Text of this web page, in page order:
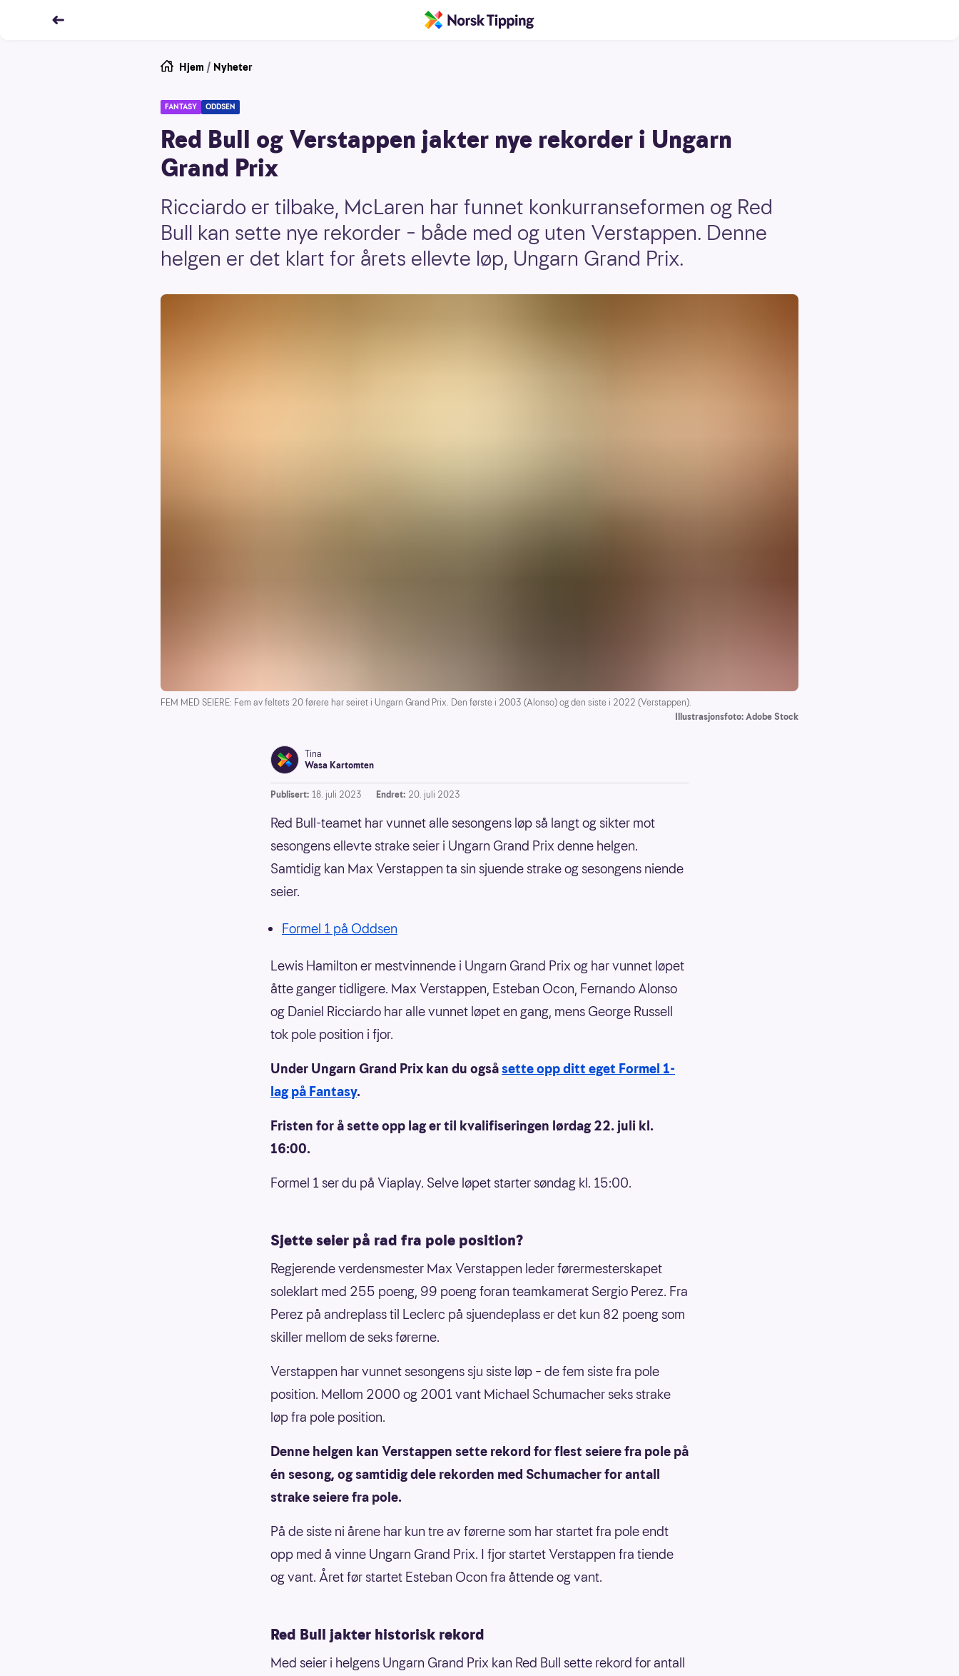
Hjem / Nyheter
FANTASY ODDSEN
Red Bull og Verstappen jakter nye rekorder i Ungarn
Grand Prix
Ricciardo er tilbake, McLaren har funnet konkurranseformen og Red
Bull kan sette nye rekorder – både med og uten Verstappen. Denne
helgen er det klart for årets ellevte løp, Ungarn Grand Prix.
FEM MED SEIERE: Fem av feltets 20 førere har seiret i Ungarn Grand Prix. Den første i 2003 (Alonso) og den siste i 2022 (Verstappen).
Illustrasjonsfoto: Adobe Stock
Tina
Wasa Kartomten
Publisert: 18. juli 2023 Endret: 20. juli 2023
Red Bull-teamet har vunnet alle sesongens løp så langt og sikter mot
sesongens ellevte strake seier i Ungarn Grand Prix denne helgen.
Samtidig kan Max Verstappen ta sin sjuende strake og sesongens niende
seier.
Formel 1 på Oddsen
Lewis Hamilton er mestvinnende i Ungarn Grand Prix og har vunnet løpet
åtte ganger tidligere. Max Verstappen, Esteban Ocon, Fernando Alonso
og Daniel Ricciardo har alle vunnet løpet en gang, mens George Russell
tok pole position i fjor.
Under Ungarn Grand Prix kan du ogsåsette opp ditt eget Formel 1-
lag på Fantasy.
Fristen for å sette opp lag er til kvalifiseringen lørdag 22. juli kl.
16:00.
Formel 1 ser du på Viaplay. Selve løpet starter søndag kl. 15:00.
Sjette seier på rad fra pole position?
Regjerende verdensmester Max Verstappen leder førermesterskapet
soleklart med 255 poeng, 99 poeng foran teamkamerat Sergio Perez. Fra
Perez på andreplass til Leclerc på sjuendeplass er det kun 82 poeng som
skiller mellom de seks førerne.
Verstappen har vunnet sesongens sju siste løp – de fem siste fra pole
position. Mellom 2000 og 2001 vant Michael Schumacher seks strake
løp fra pole position.
Denne helgen kan Verstappen sette rekord for flest seiere fra pole på
én sesong, og samtidig dele rekorden med Schumacher for antall
strake seiere fra pole.
På de siste ni årene har kun tre av førerne som har startet fra pole endt
opp med å vinne Ungarn Grand Prix. I fjor startet Verstappen fra tiende
og vant. Året før startet Esteban Ocon fra åttende og vant.
Red Bull jakter historisk rekord
Med seier i helgens Ungarn Grand Prix kan Red Bull sette rekord for antall